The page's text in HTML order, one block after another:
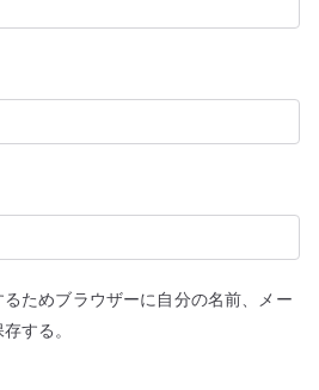
ためブラウザーに自分の名前、メー
する。